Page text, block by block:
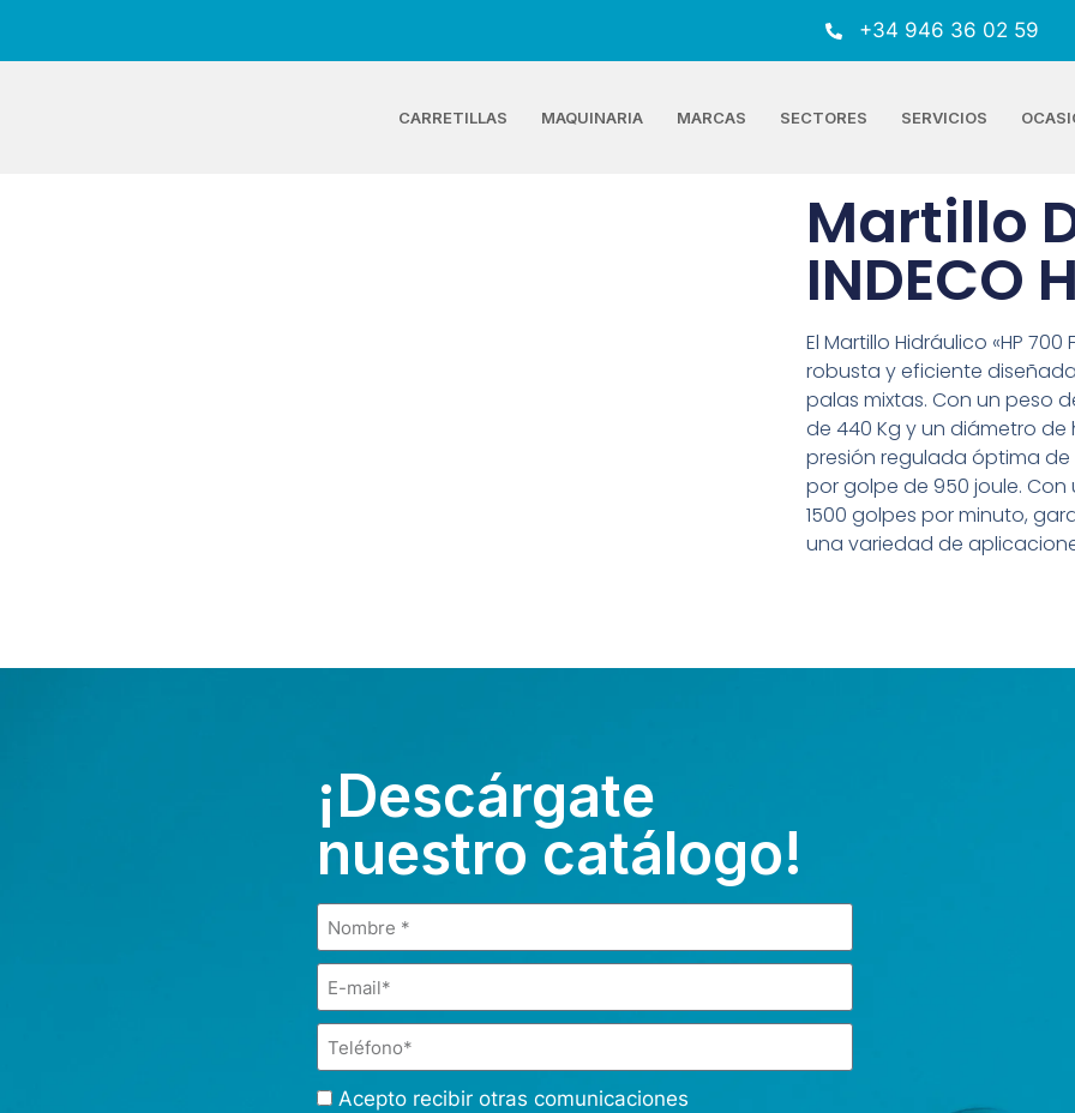
+34 946 36 02 59
CARRETILLAS MAQUINARIA MARCAS SECTORES SERVICIOS
Martillo
INDECO
El Martillo Hidráulico «HP
robusta y eficiente
palas mixtas. Con un peso
de 440 Kg y un diámetro
presión regulada óptima de
por golpe de 950 joule.
1500 golpes por minuto,
una variedad de
¡Descárgate
nuestro catálogo!
Acepto recibir otras comunicaciones